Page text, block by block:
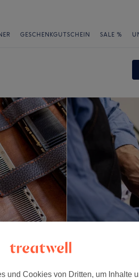
GESCHENKGUTSCHEIN SALE %
und Cookies von Dritten, um Inhalte